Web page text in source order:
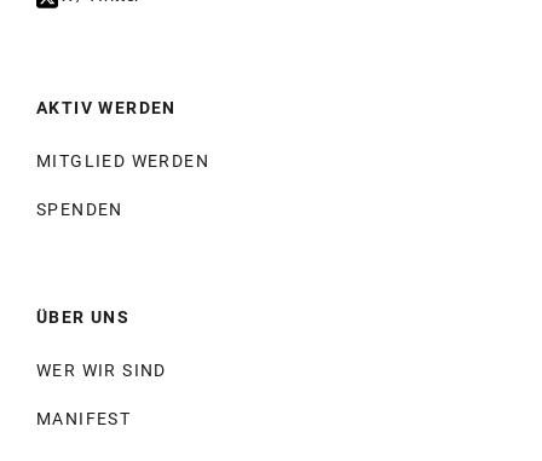
AKTIV WERDEN
MITGLIED WERDEN
SPENDEN
ÜBER UNS
WER WIR SIND
MANIFEST